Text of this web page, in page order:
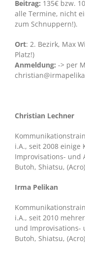
Beitrag: 135€ bzw.
alle Termine, nicht
zum Schnuppern!).
Ort: 2. Bezirk, Max
Platz!)
Anmeldung: -> per
Christian Lechner
i.A., seit 2008
Improvisations- und
Butoh, Shiatsu,
Irma Pelikan
i.A., seit 2010
und Improvisations-
Butoh, Shiatsu,